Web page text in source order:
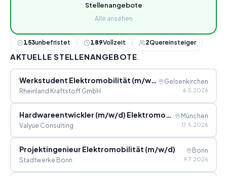
Stellenangebote
Alle ansehen
153unbefristet 189Vollzeit 2Quereinsteiger
AKTUELLE STELLENANGEBOTE
Werkstudent Elektromobilität (m/w/d)
Rheinland Kraftstoff GmbH
Gelsenkirchen
6.5.2026
Hardwareentwickler (m/w/d) Elektromobilität
Valyue Consulting
München
17.5.2026
Projektingenieur Elektromobilität (m/w/d)
Stadtwerke Bonn
Bonn
9.7.2026